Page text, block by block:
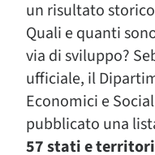
un risultato
Quali e quanti
via di sviluppo?
ufficiale, il
Economici e
pubblicato una
57 stati e territori